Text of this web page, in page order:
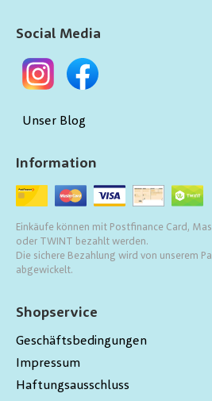
Shopservice
Geschäftsbedingungen
Impressum
Haftungsausschluss
Information
Einkäufe können mit Postfinance Card,
oder TWINT bezahlt werden.
Die sichere Bezahlung wird von unserem
abgewickelt.
Social Media
Unser Blog